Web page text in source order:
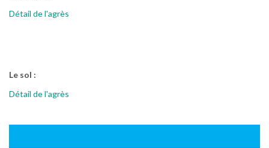
Détail de l'agrès
Le sol :
Détail de l'agrès